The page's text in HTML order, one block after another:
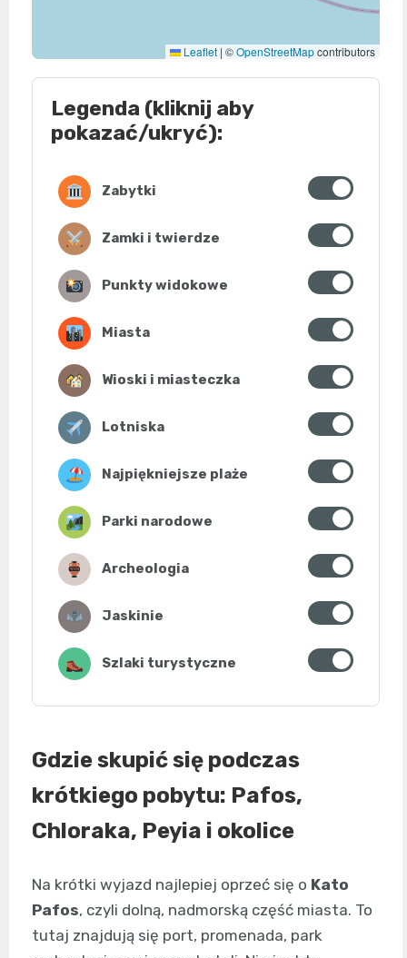
Leaflet | ©OpenStreetMapcontributors
Legenda (kliknij aby
pokazać/ukryć):
Zabytki
Zamki i twierdze
Punkty widokowe
Miasta
Wioski i miasteczka
Lotniska
Najpiękniejsze plaże
Parki narodowe
Archeologia
Jaskinie
Szlaki turystyczne
Gdzie skupić się podczas
krótkiego pobytu: Pafos,
Chloraka, Peyia i okolice
Na krótki wyjazd najlepiej oprzeć się o Kato
Pafos, czyli dolną, nadmorską część miasta. To
tutaj znajdują się port, promenada, park